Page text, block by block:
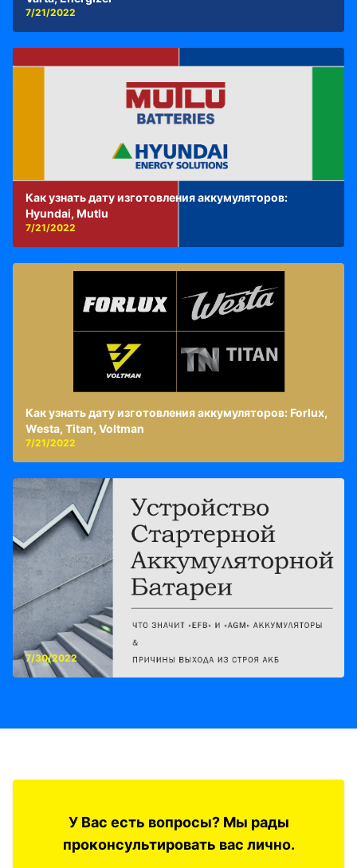
7/21/2022
Как узнать дату изготовления аккумуляторов:
Hyundai, Mutlu
7/21/2022
Как узнать дату изготовления аккумуляторов: Forlux,
Westa, Titan, Voltman
7/21/2022
7/30/2022
У Вас есть вопросы? Мы рады
проконсультировать вас лично.